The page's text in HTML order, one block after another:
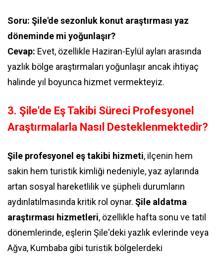
Soru: Şile'de sezonluk konut araştırması yaz
döneminde mi yoğunlaşır?
Cevap: Evet, özellikle Haziran-Eylül ayları arasında
yazlık bölge araştırmaları yoğunlaşır ancak ihtiyaç
halinde yıl boyunca hizmet vermekteyiz.
3. Şile'de Eş Takibi Süreci Profesyonel
Araştırmalarla Nasıl Desteklenmektedir?
Şile profesyonel eş takibi hizmeti, ilçenin hem
sakin hem turistik kimliği nedeniyle, yaz aylarında
artan sosyal hareketlilik ve şüpheli durumların
aydınlatılmasında kritik rol oynar. Şile aldatma
araştırması hizmetleri, özellikle hafta sonu ve tatil
dönemlerinde, eşlerin Şile'deki yazlık evlerinde veya
Ağva, Kumbaba gibi turistik bölgelerdeki